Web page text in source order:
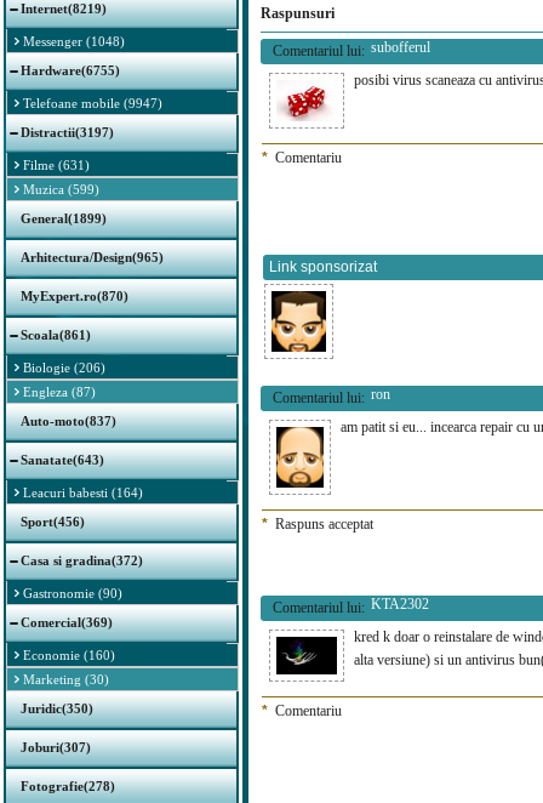
Internet(8219)
Messenger (1048)
Hardware(6755)
Telefoane mobile (9947)
Distractii(3197)
Filme (631)
Muzica (599)
General(1899)
Arhitectura/Design(965)
MyExpert.ro(870)
Scoala(861)
Biologie (206)
Engleza (87)
Auto-moto(837)
Sanatate(643)
Leacuri babesti (164)
Sport(456)
Casa si gradina(372)
Gastronomie (90)
Comercial(369)
Economie (160)
Marketing (30)
Juridic(350)
Joburi(307)
Fotografie(278)
Raspunsuri
Comentariul lui: subofferul
posibi virus scaneaza cu
* Comentariu
Link sponsorizat
Comentariul lui: ron
am patit si eu... incearca repair cu
* Raspuns acceptat
Comentariul lui: KTA2302
kred k doar o reinstalare de
alta versiune) si un antivirus
* Comentariu